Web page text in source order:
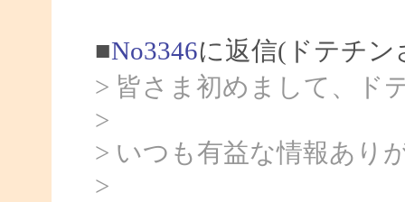
■No3346に返信(ドテチン
> 皆さま初めまして、ド
>
> いつも有益な情報あり
>